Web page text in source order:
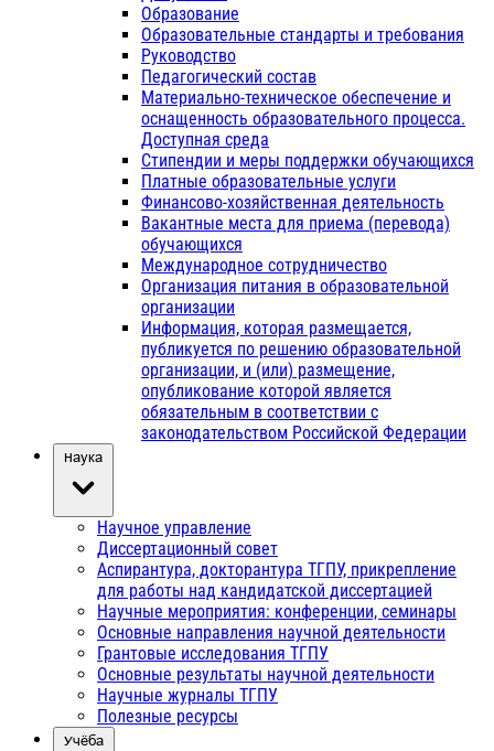
Образование
Образовательные стандарты и требования
Руководство
Педагогический состав
Материально-техническое обеспечение и
оснащенность образовательного процесса.
Доступная среда
Стипендии и меры поддержки обучающихся
Платные образовательные услуги
Финансово-хозяйственная деятельность
Вакантные места для приема (перевода)
обучающихся
Международное сотрудничество
Организация питания в образовательной
организации
Информация, которая размещается,
публикуется по решению образовательной
организации, и (или) размещение,
опубликование которой является
обязательным в соответствии с
законодательством Российской Федерации
Наука
Научное управление
Диссертационный совет
Аспирантура, докторантура ТГПУ, прикрепление
для работы над кандидатской диссертацией
Научные мероприятия: конференции, семинары
Основные направления научной деятельности
Грантовые исследования ТГПУ
Основные результаты научной деятельности
Научные журналы ТГПУ
Полезные ресурсы
Учёба